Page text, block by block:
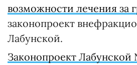
возможности лечения за
законопроект
Лабунской.
Законопроект Лабунской